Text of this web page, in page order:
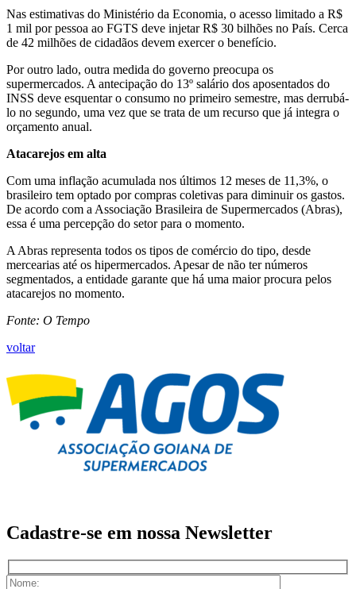
Nas estimativas do Ministério da Economia, o acesso limitado a R$
1 mil por pessoa ao FGTS deve injetar R$ 30 bilhões no País. Cerca
de 42 milhões de cidadãos devem exercer o benefício.
Por outro lado, outra medida do governo preocupa os
supermercados. A antecipação do 13º salário dos aposentados do
INSS deve esquentar o consumo no primeiro semestre, mas derrubá-
lo no segundo, uma vez que se trata de um recurso que já integra o
orçamento anual.
Atacarejos em alta
Com uma inflação acumulada nos últimos 12 meses de 11,3%, o
brasileiro tem optado por compras coletivas para diminuir os gastos.
De acordo com a Associação Brasileira de Supermercados (Abras),
essa é uma percepção do setor para o momento.
A Abras representa todos os tipos de comércio do tipo, desde
mercearias até os hipermercados. Apesar de não ter números
segmentados, a entidade garante que há uma maior procura pelos
atacarejos no momento.
Fonte: O Tempo
voltar
Cadastre-se em nossa Newsletter